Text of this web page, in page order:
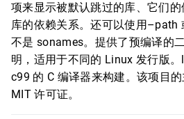
项来显示被默认跳过的库、它们
库的依赖关系。还可以使用–path
不是 sonames。提供了预编译的
明，适用于不同的 Linux 发行版
c99 的 C 编译器来构建。该项目
MIT 许可证。